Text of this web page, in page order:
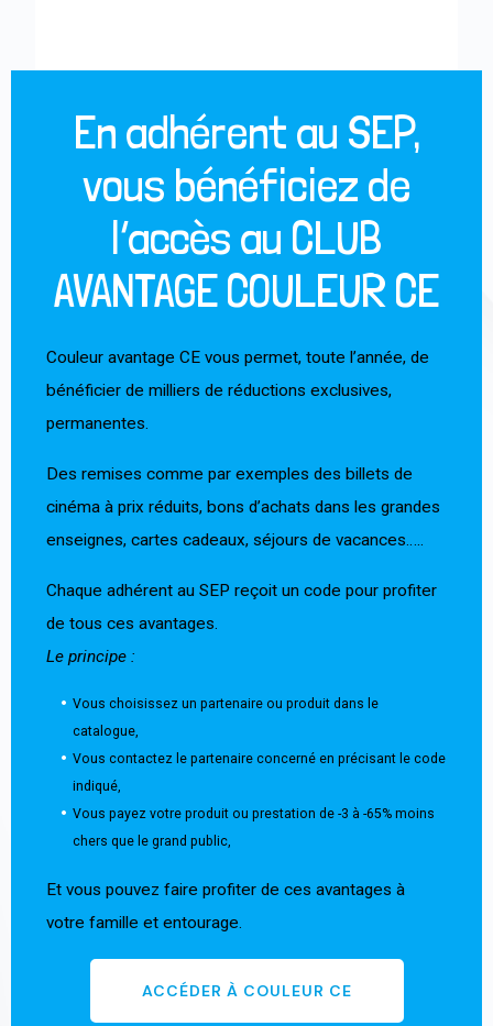
En adhérent au SEP,
vous bénéficiez de
l’accès au CLUB
AVANTAGE COULEUR CE
Couleur avantage CE vous permet, toute l’année, de
bénéficier de milliers de réductions exclusives,
permanentes.
Des remises comme par exemples des billets de
cinéma à prix réduits, bons d’achats dans les grandes
enseignes, cartes cadeaux, séjours de vacances…..
Chaque adhérent au SEP reçoit un code pour profiter
de tous ces avantages.
Le principe :
Vous choisissez un partenaire ou produit dans le
catalogue,
Vous contactez le partenaire concerné en précisant le code
indiqué,
Vous payez votre produit ou prestation de -3 à -65% moins
chers que le grand public,
Et vous pouvez faire profiter de ces avantages à
votre famille et entourage.
ACCÉDER À COULEUR CE